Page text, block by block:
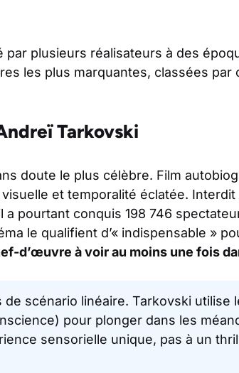
par plusieurs réalisateurs à des
les plus marquantes, classées par
Tarkovski
doute le plus célèbre. Film
et temporalité éclatée.
a pourtant conquis 198 746
le qualifient d’« indispensable »
d’œuvre à voir au moins une fois
de scénario linéaire. Tarkovski utilise
pour plonger dans les
sensorielle unique, pas à un